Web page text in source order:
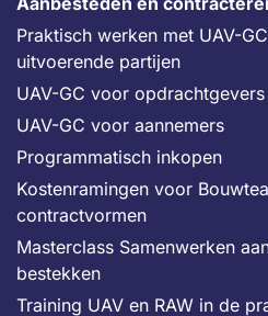
Praktisch werken met UAV-
uitvoerende partijen
UAV-GC voor opdrachtgevers
UAV-GC voor aannemers
Programmatisch inkopen
Kostenramingen voor
contractvormen
Masterclass Samenwerken
bestekken
Training UAV en RAW in de